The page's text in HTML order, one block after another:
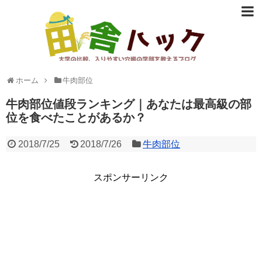
大学の比較、入りやすい穴場の学部など志望校選びに役立つ情報
ホーム 牛肉部位
牛肉部位値段ランキング｜あなたは最高級の部
位を食べたことがあるか？
2018/7/25 2018/7/26 牛肉部位
スポンサーリンク